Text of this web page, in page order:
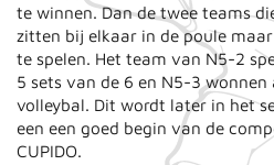
te winnen. Dan de twee teams
zitten bij elkaar in de poule
te spelen. Het team van N5-2
5 sets van de 6 en N5-3 wonnen
volleybal. Dit wordt later in het
een een goed begin van de
CUPIDO.